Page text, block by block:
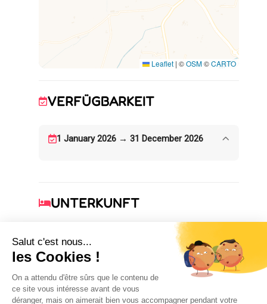
Draußen gibt es einen gemeinsamen, nicht
eingezäunten Garten, eine private Terrasse
mit Plancha, einen Gemeinschaftspool (10x5
m, Tiefe: 1,20 bis 1,80 m), ein Becken mit 2 m
Durchme...
Leaflet | ©OSM©CARTO
VERFÜGBARKEIT
1 January 2026 → 31 December 2026
UNTERKUNFT
3Zimmer Doppelbett(en)